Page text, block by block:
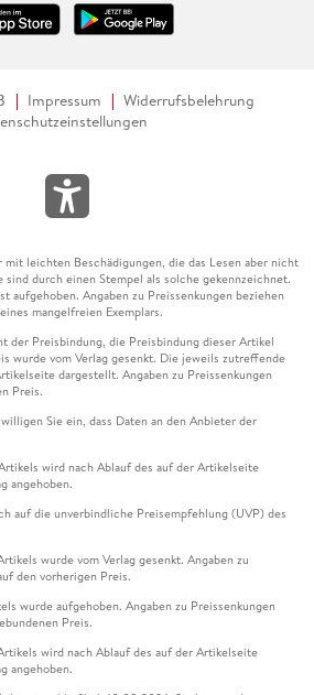
Impressum
Widerrufsbelehrung
leichten Beschädigungen, die das Lesen aber nicht
sind durch einen Stempel als solche gekennzeichnet.
aufgehoben. Angaben zu Preissenkungen beziehen
mangelfreien Exemplars.
der Preisbindung, die Preisbindung dieser Artikel
wurde vom Verlag gesenkt. Die jeweils zutreffende
dargestellt. Angaben zu Preissenkungen
Preis.
Sie ein, dass Daten an den Anbieter der
wird nach Ablauf des auf der Artikelseite
angehoben.
auf die unverbindliche Preisempfehlung (UVP) des
wurde vom Verlag gesenkt. Angaben zu
den vorherigen Preis.
wurde aufgehoben. Angaben zu Preissenkungen
Preis.
wird nach Ablauf des auf der Artikelseite
angehoben.